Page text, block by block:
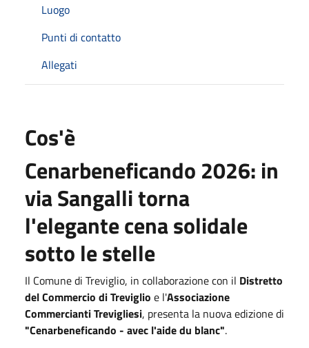
Luogo
Punti di contatto
Allegati
Cos'è
Cenarbeneficando 2026: in
via Sangalli torna
l'elegante cena solidale
sotto le stelle
Il Comune di Treviglio, in collaborazione con il Distretto
del Commercio di Treviglio e l'Associazione
Commercianti Trevigliesi, presenta la nuova edizione di
"Cenarbeneficando - avec l'aide du blanc".